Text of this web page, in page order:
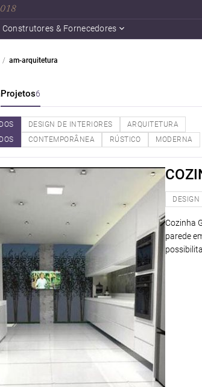
Construtores & Fornecedores
am-arquitetura
Projetos6
DESIGN DE INTERIORES ARQUITETURA
CONTEMPORÂNEA RÚSTICO MODERNA
DESIGN
Cozinha
parede